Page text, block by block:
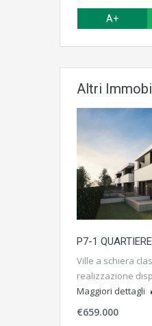
A+
Altri
P7-1
Ville a schiera
realizzazione
Maggiori dettagli
€659.000